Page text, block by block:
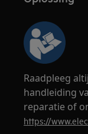
Raadpleeg
handleiding
reparatie of
https://